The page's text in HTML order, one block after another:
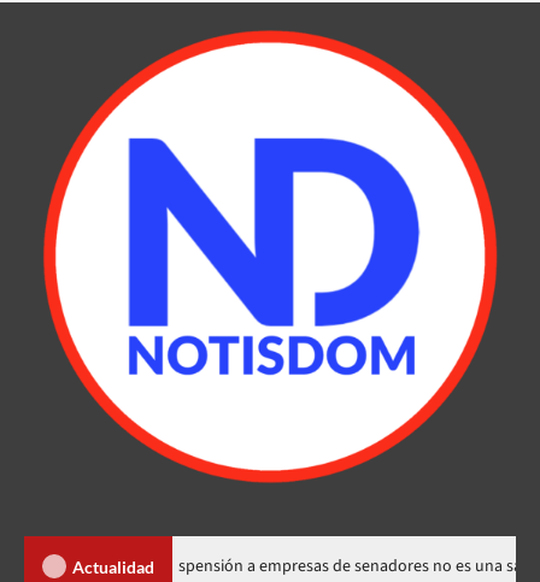
Actualidad
Santos dice suspensión a empresas de senadores no es una sanción